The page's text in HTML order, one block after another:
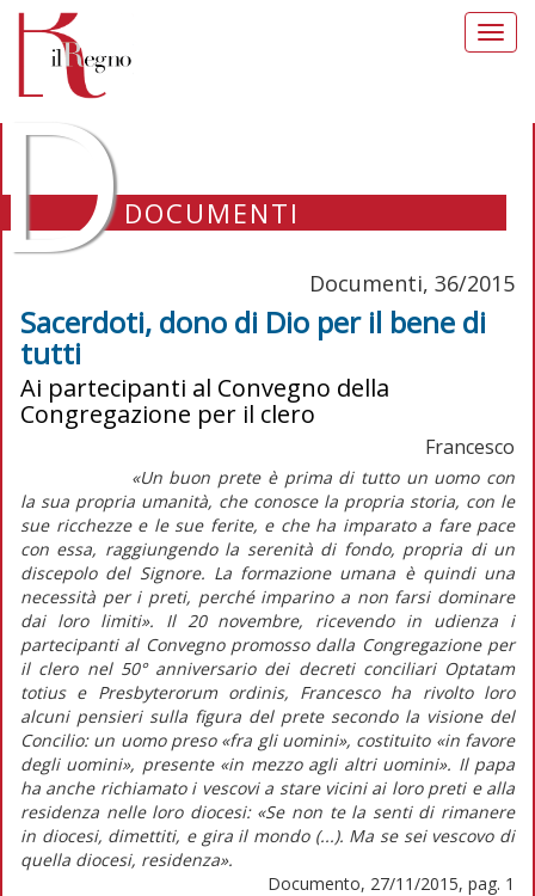
DOCUMENTI
Documenti, 36/2015
Sacerdoti, dono di Dio per il bene di
tutti
Ai partecipanti al Convegno della
Congregazione per il clero
Francesco
«Un buon prete è prima di tutto un uomo con
la sua propria umanità, che conosce la propria storia, con le
sue ricchezze e le sue ferite, e che ha imparato a fare pace
con essa, raggiungendo la serenità di fondo, propria di un
discepolo del Signore. La formazione umana è quindi una
necessità per i preti, perché imparino a non farsi dominare
dai loro limiti». Il 20 novembre, ricevendo in udienza i
partecipanti al Convegno promosso dalla Congregazione per
il clero nel 50° anniversario dei decreti conciliari Optatam
totius e Presbyterorum ordinis, Francesco ha rivolto loro
alcuni pensieri sulla figura del prete secondo la visione del
Concilio: un uomo preso «fra gli uomini», costituito «in favore
degli uomini», presente «in mezzo agli altri uomini». Il papa
ha anche richiamato i vescovi a stare vicini ai loro preti e alla
residenza nelle loro diocesi: «Se non te la senti di rimanere
in diocesi, dimettiti, e gira il mondo (...). Ma se sei vescovo di
quella diocesi, residenza».
Documento, 27/11/2015, pag. 1